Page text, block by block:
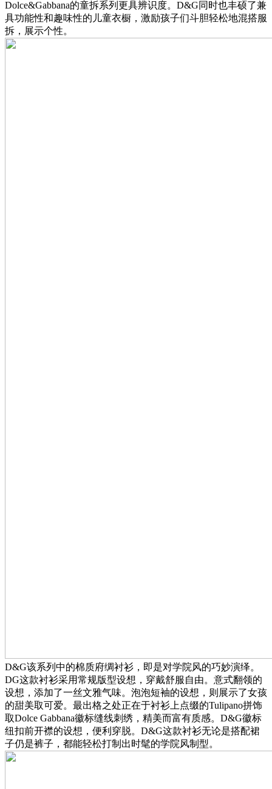
Dolce&Gabbana的童拆系列更具辨识度。D&G同时也丰硕了兼
具功能性和趣味性的儿童衣橱，激励孩子们斗胆轻松地混搭服
拆，展示个性。
D&G该系列中的棉质府绸衬衫，即是对学院风的巧妙演绎。
DG这款衬衫采用常规版型设想，穿戴舒服自由。意式翻领的
设想，添加了一丝文雅气味。泡泡短袖的设想，则展示了女孩
的甜美取可爱。最出格之处正在于衬衫上点缀的Tulipano拼饰
取Dolce Gabbana徽标缝线刺绣，精美而富有质感。D&G徽标
纽扣前开襟的设想，便利穿脱。D&G这款衬衫无论是搭配裙
子仍是裤子，都能轻松打制出时髦的学院风制型。